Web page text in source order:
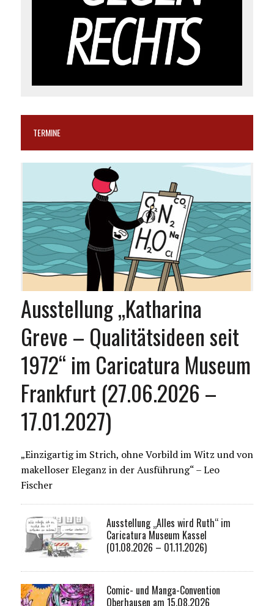
TERMINE
Ausstellung „Katharina
Greve – Qualitätsideen seit
1972“ im Caricatura Museum
Frankfurt (27.06.2026 –
17.01.2027)
„Einzigartig im Strich, ohne Vorbild im Witz und von
makelloser Eleganz in der Ausführung“ – Leo
Fischer
Ausstellung „Alles wird Ruth“ im
Caricatura Museum Kassel
(01.08.2026 – 01.11.2026)
Comic- und Manga-Convention
Oberhausen am 15.08.2026